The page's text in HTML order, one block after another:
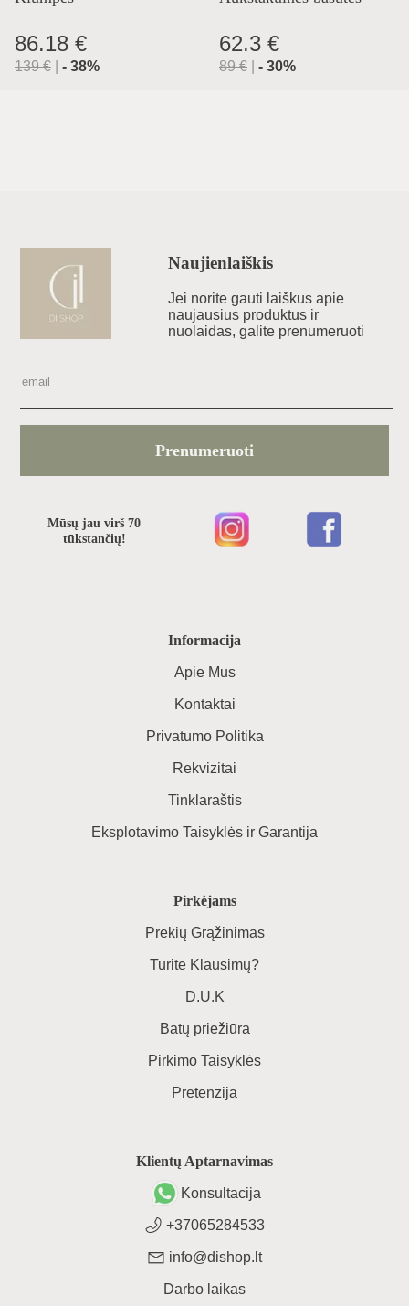
86.18 €
139€ - 38%
62.3 €
89€ - 30%
Informacija
Apie Mus
Kontaktai
Privatumo Politika
Rekvizitai
Tinklaraštis
Eksplotavimo Taisyklės ir Garantija
Pirkėjams
Prekių Grąžinimas
Turite Klausimų?
D.U.K
Batų priežiūra
Pirkimo Taisyklės
Pretenzija
Klientų Aptarnavimas
Konsultacija
+37065284533
info@dishop.lt
Darbo laikas
Naujienlaiškis
Jei norite gauti laiškus apie
naujausius produktus ir
nuolaidas, galite prenumeruoti
Prenumeruoti
Mūsų jau virš 70
tūkstančių!